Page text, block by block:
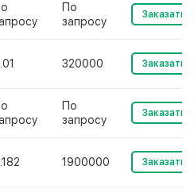
По
запросу
Заказать
320000 Заказать
По
запросу
Заказать
1900000 Заказать